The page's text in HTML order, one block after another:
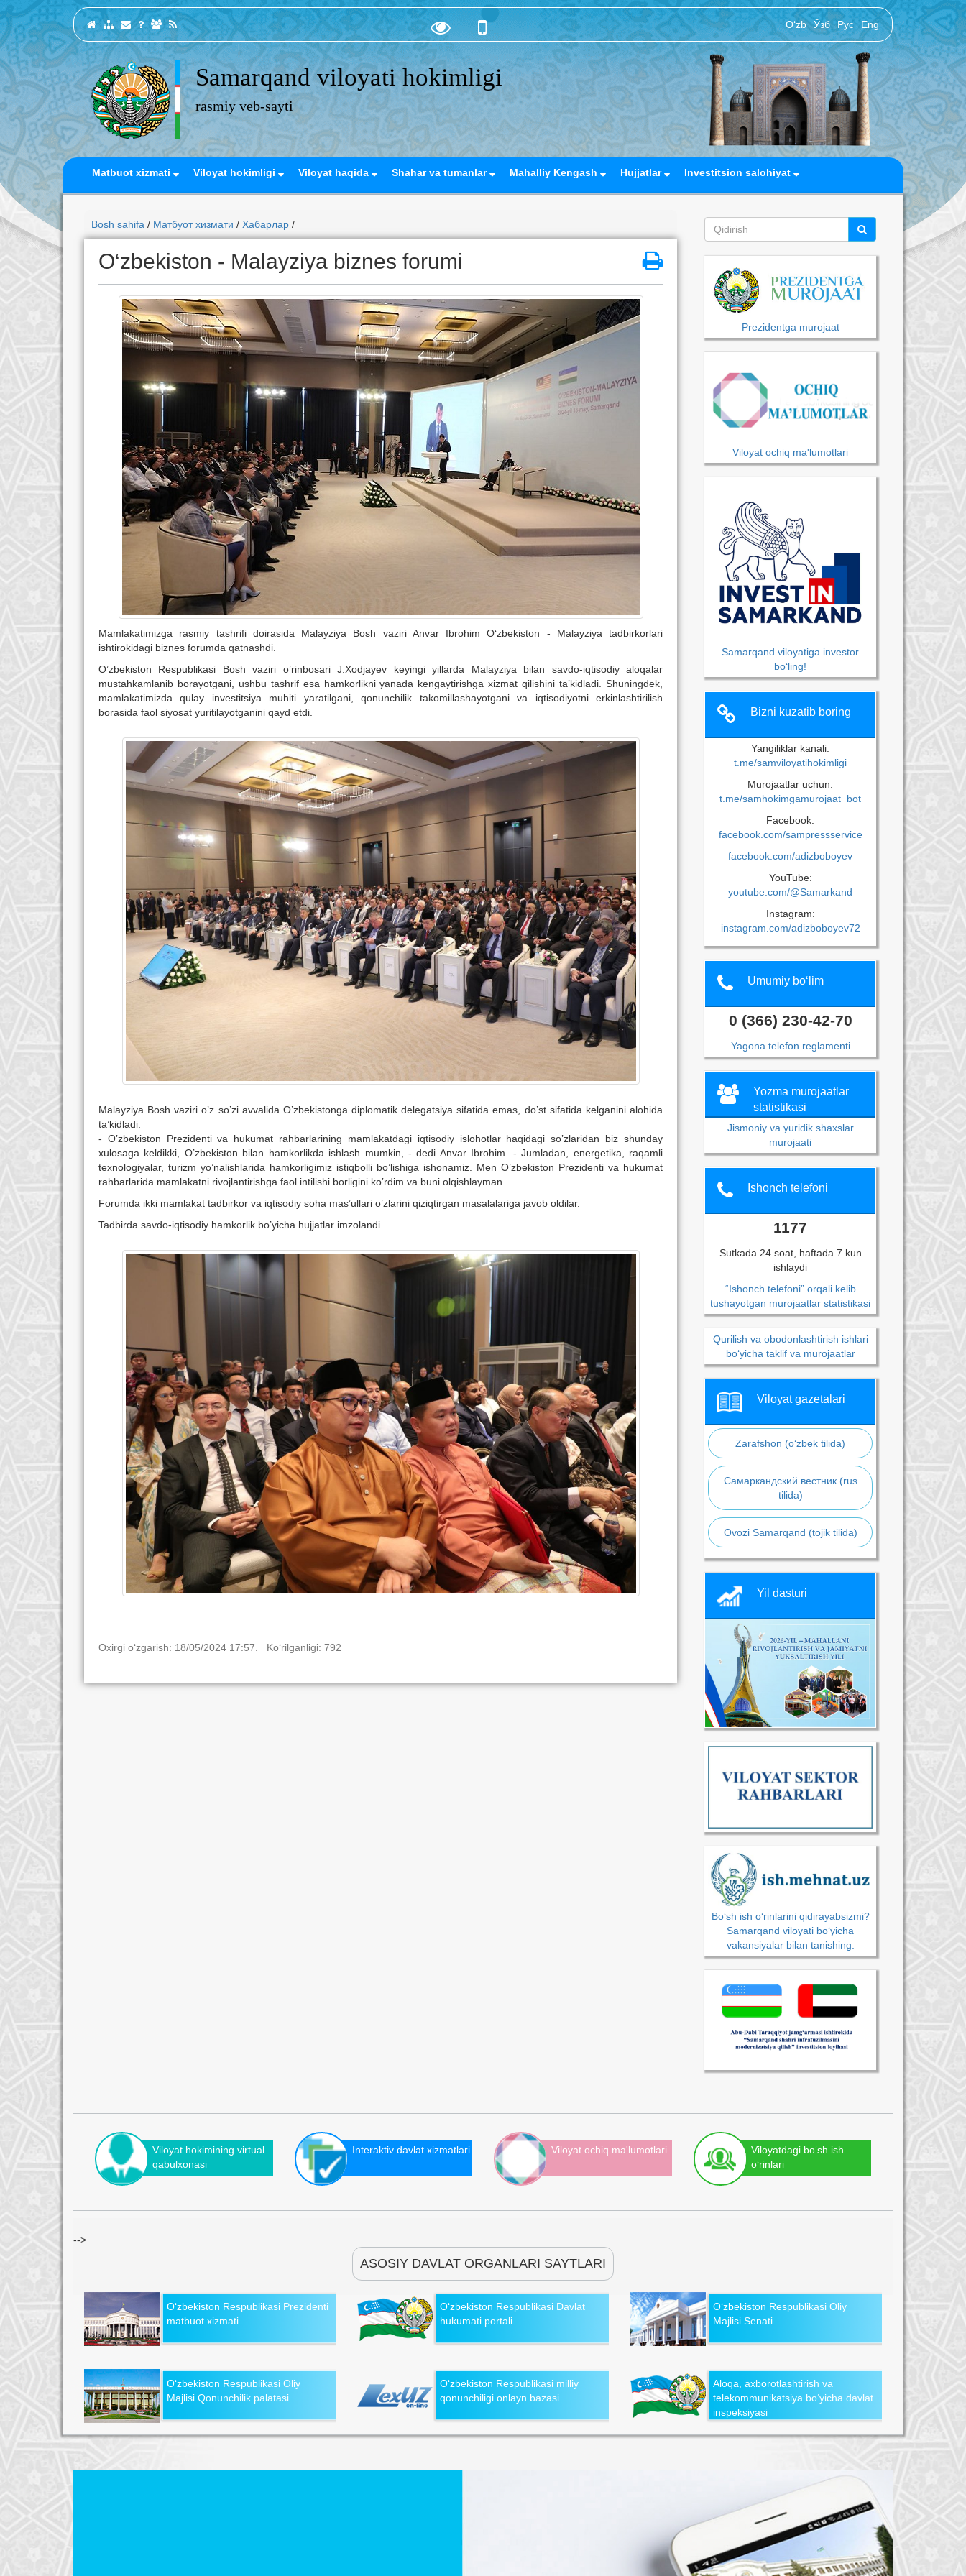
O‘zb Ўзб Рус Eng
Samarqand viloyati hokimligi
rasmiy veb-sayti
Matbuot xizmati Viloyat hokimligi Viloyat haqida Shahar va tumanlar Mahalliy Kengash Hujjatlar Investitsion salohiyat
Bosh sahifa / Матбуот хизмати / Хабарлар /
O‘zbekiston - Malayziya biznes forumi
Mamlakatimizga rasmiy tashrifi doirasida Malayziya Bosh vaziri Anvar Ibrohim O‘zbekiston - Malayziya tadbirkorlari
ishtirokidagi biznes forumda qatnashdi.
O’zbekiston Respublikasi Bosh vaziri o’rinbosari J.Xodjayev keyingi yillarda Malayziya bilan savdo-iqtisodiy aloqalar
mustahkamlanib borayotgani, ushbu tashrif esa hamkorlikni yanada kengaytirishga xizmat qilishini ta’kidladi. Shuningdek,
mamlakatimizda qulay investitsiya muhiti yaratilgani, qonunchilik takomillashayotgani va iqtisodiyotni erkinlashtirilish
borasida faol siyosat yuritilayotganini qayd etdi.
Malayziya Bosh vaziri o’z so’zi avvalida O’zbekistonga diplomatik delegatsiya sifatida emas, do’st sifatida kelganini alohida
ta’kidladi.
- O’zbekiston Prezidenti va hukumat rahbarlarining mamlakatdagi iqtisodiy islohotlar haqidagi so’zlaridan biz shunday
xulosaga keldikki, O’zbekiston bilan hamkorlikda ishlash mumkin, - dedi Anvar Ibrohim. - Jumladan, energetika, raqamli
texnologiyalar, turizm yo’nalishlarida hamkorligimiz istiqbolli bo’lishiga ishonamiz. Men O’zbekiston Prezidenti va hukumat
rahbarlarida mamlakatni rivojlantirishga faol intilishi borligini ko’rdim va buni olqishlayman.
Forumda ikki mamlakat tadbirkor va iqtisodiy soha mas’ullari o’zlarini qiziqtirgan masalalariga javob oldilar.
Tadbirda savdo-iqtisodiy hamkorlik bo’yicha hujjatlar imzolandi.
Oxirgi o‘zgarish: 18/05/2024 17:57. Ko‘rilganligi: 792
Prezidentga murojaat
Viloyat ochiq ma'lumotlari
Samarqand viloyatiga investor
bo‘ling!
Bizni kuzatib boring
Yangiliklar kanali:
t.me/samviloyatihokimligi
Murojaatlar uchun:
t.me/samhokimgamurojaat_bot
Facebook:
facebook.com/sampressservice
facebook.com/adizboboyev
YouTube:
youtube.com/@Samarkand
Instagram:
instagram.com/adizboboyev72
Umumiy bo‘lim
0 (366) 230-42-70
Yagona telefon reglamenti
Yozma murojaatlar
statistikasi
Jismoniy va yuridik shaxslar
murojaati
Ishonch telefoni
1177
Sutkada 24 soat, haftada 7 kun
ishlaydi
“Ishonch telefoni” orqali kelib
tushayotgan murojaatlar statistikasi
Qurilish va obodonlashtirish ishlari
bo‘yicha taklif va murojaatlar
Viloyat gazetalari
Zarafshon (o‘zbek tilida)
Самаркандский вестник (rus
tilida)
Ovozi Samarqand (tojik tilida)
Yil dasturi
Bo‘sh ish o‘rinlarini qidirayabsizmi?
Samarqand viloyati bo‘yicha
vakansiyalar bilan tanishing.
Viloyat hokimining virtual
qabulxonasi
Interaktiv davlat xizmatlari Viloyat ochiq ma'lumotlari
Viloyatdagi bo‘sh ish
o‘rinlari
-->
ASOSIY DAVLAT ORGANLARI SAYTLARI
O‘zbekiston Respublikasi Prezidenti
matbuot xizmati
O‘zbekiston Respublikasi Davlat
hukumati portali
O‘zbekiston Respublikasi Oliy
Majlisi Senati
O‘zbekiston Respublikasi Oliy
Majlisi Qonunchilik palatasi
O‘zbekiston Respublikasi milliy
qonunchiligi onlayn bazasi
Aloqa, axborotlashtirish va
telekommunikatsiya bo‘yicha davlat
inspeksiyasi